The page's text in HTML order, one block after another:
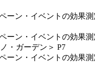
ン・イベントの効果
ン・イベントの効果
・ガーデン＞ P7
ン・イベントの効果